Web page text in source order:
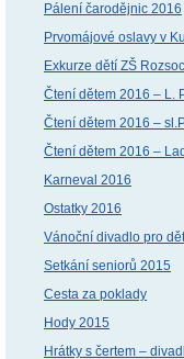
Pálení čarodějnic 2016
Prvomájové oslavy v
Exkurze dětí ZŠ
Čtení dětem 2016 – L.
Čtení dětem 2016 –
Čtení dětem 2016 –
Karneval 2016
Ostatky 2016
Vánoční divadlo pro
Setkání seniorů 2015
Cesta za poklady
Hody 2015
Hrátky s čertem –